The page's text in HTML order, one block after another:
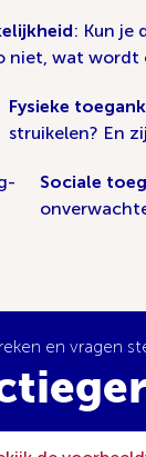
: Kun je
niet, wat wordt
Fysieke
struikelen? En
Sociale
en vragen